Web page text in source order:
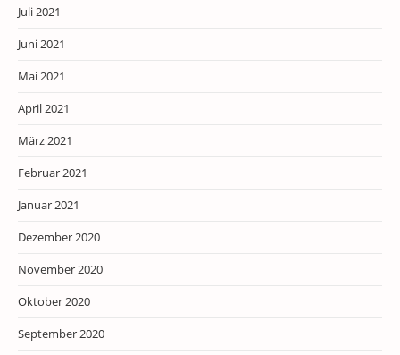
Juli 2021
Juni 2021
Mai 2021
April 2021
März 2021
Februar 2021
Januar 2021
Dezember 2020
November 2020
Oktober 2020
September 2020